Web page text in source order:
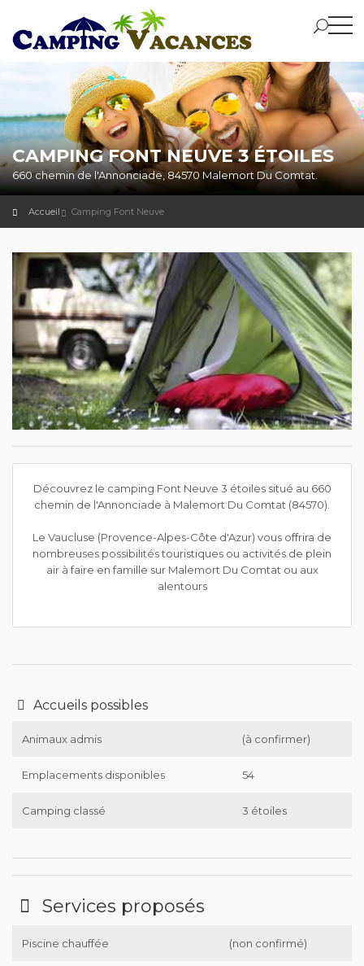
CAMPING FONT NEUVE 3 ÉTOILES
660 chemin de l'Annonciade, 84570 Malemort Du Comtat.
Accueil Camping Font Neuve
Découvrez le camping Font Neuve 3 étoiles situé au 660
chemin de l'Annonciade à Malemort Du Comtat (84570).
Le Vaucluse (Provence-Alpes-Côte d'Azur) vous offrira de
nombreuses possibilités touristiques ou activités de plein
air à faire en famille sur Malemort Du Comtat ou aux
alentours
Accueils possibles
Animaux admis (à confirmer)
Emplacements disponibles 54
Camping classé 3 étoiles
Services proposés
Piscine chauffée (non confirmé)